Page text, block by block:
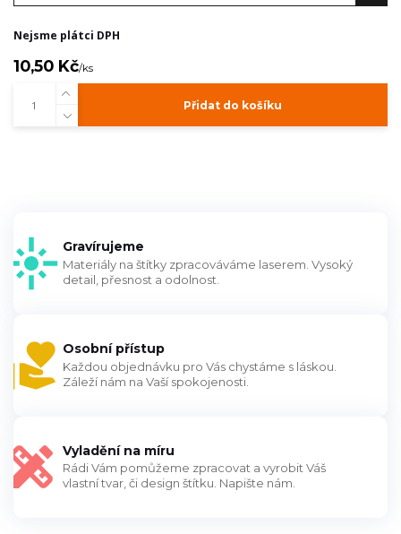
Nejsme plátci DPH
10,50 Kč/ks
Přidat do košíku
Gravírujeme
Materiály na štítky zpracováváme laserem. Vysoký
detail, přesnost a odolnost.
Osobní přístup
Každou objednávku pro Vás chystáme s láskou.
Záleží nám na Vaší spokojenosti.
Vyladění na míru
Rádi Vám pomůžeme zpracovat a vyrobit Váš
vlastní tvar, či design štítku. Napište nám.